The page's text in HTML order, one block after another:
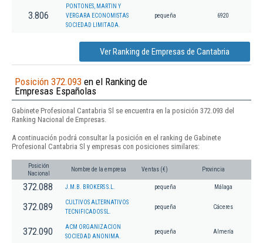
3.806
PONTONES, MARTIN Y
VERGARA ECONOMISTAS
SOCIEDAD LIMITADA.
pequeña 6920
Ver Ranking de Empresas de Cantabria
Posición 372.093 en el Ranking de
Empresas Españolas
Gabinete Profesional Cantabria Sl se encuentra en la posición 372.093 del
Ranking Nacional de Empresas.
A continuación podrá consultar la posición en el ranking de Gabinete
Profesional Cantabria Sl y empresas con posiciones similares:
Posición
Nacional
Nombre de la empresa Ventas (€) Provincia
372.088 J.M.B. BROKERS S.L. pequeña Málaga
372.089
CULTIVOS ALTERNATIVOS
TECNIFICADOS SL.
pequeña Cáceres
372.090
ACM ORGANIZACION
SOCIEDAD ANONIMA.
pequeña Almería